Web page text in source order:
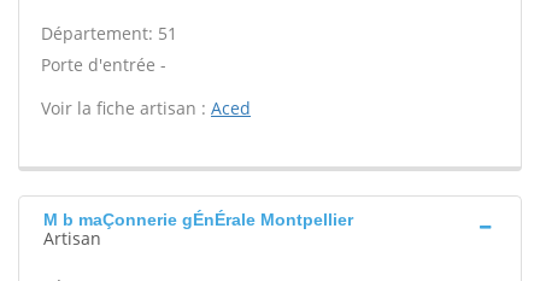
Département: 51
Porte d'entrée -
Voir la fiche artisan : Aced
M b maÇonnerie gÉnÉrale Montpellier
Artisan